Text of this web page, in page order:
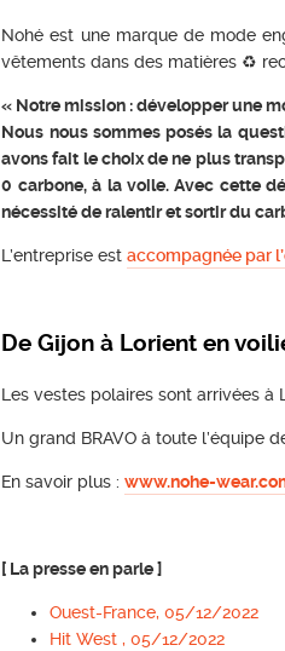
Nohé est une marque de mode
vêtements dans des matières ♻
« Notre mission : développer une
Nous nous sommes posés la
avons fait le choix de ne plus
0 carbone, à la voile. Avec cette
nécessité de ralentir et sortir du
L’entreprise estaccompagnée par
De Gijon à Lorient en
Les vestes polaires sont arrivées à
Un grand BRAVO à toute l’équipe
En savoir plus :www.nohe-
[ La presse en parle ]
Ouest-France, 05/12/2022
Hit West , 05/12/2022